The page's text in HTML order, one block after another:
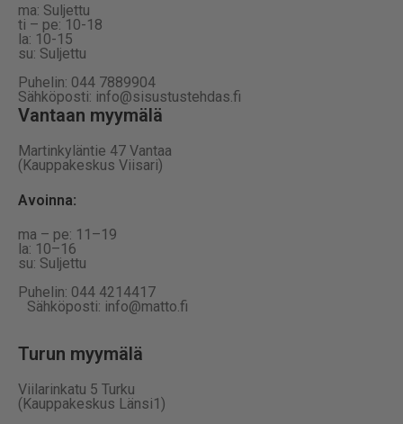
ma: Suljettu
ti – pe: 10-18
la: 10-15
su: Suljettu
Puhelin: 044 7889904
Sähköposti: info@sisustustehdas.fi
Vantaan myymälä
Martinkyläntie 47 Vantaa
(Kauppakeskus Viisari)
Avoinna:
ma – pe: 11–19
la: 10–16
su: Suljettu
Puhelin: 044 4214417
Sähköposti: info@matto.fi
Turun myymälä
Viilarinkatu 5 Turku
(Kauppakeskus Länsi1)